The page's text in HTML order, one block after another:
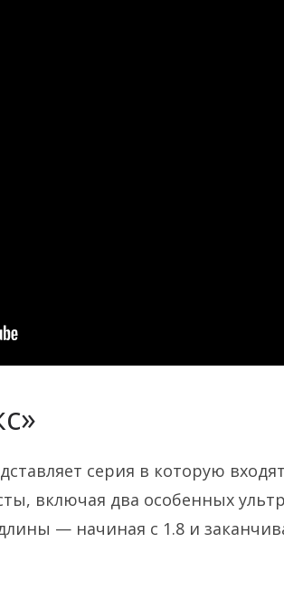
серия в которую
включая два особенных
— начиная с 1.8 и